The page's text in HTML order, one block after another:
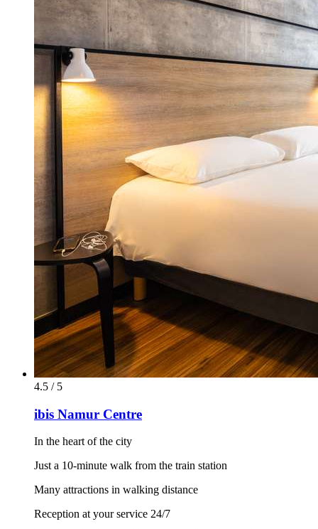
4.5 / 5
ibis Namur Centre
In the heart of the city
Just a 10-minute walk from the train station
Many attractions in walking distance
Reception at your service 24/7